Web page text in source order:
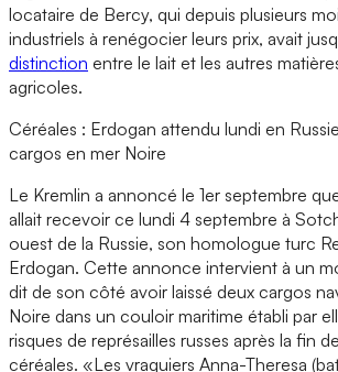
locataire de Bercy, qui depuis plusieurs
industriels à renégocier leurs prix, avait
distinction entre le lait et les autres
agricoles.
Céréales : Erdogan attendu lundi en
cargos en mer Noire
Le Kremlin a annoncé le 1er septembre
allait recevoir ce lundi 4 septembre à
ouest de la Russie, son homologue turc
Erdogan. Cette annonce intervient à un
dit de son côté avoir laissé deux cargos
Noire dans un couloir maritime établi par
risques de représailles russes après la fin
céréales. «Les vraquiers Anna-Theresa